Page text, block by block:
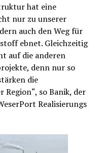
hat eine
nur zu unserer
auch den Weg für
ebnet. Gleichzeitig
auf die anderen
denn nur so
die
so Banik, der
Realisierungs